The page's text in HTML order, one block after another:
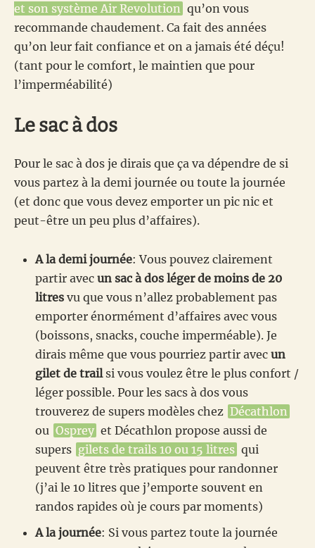
et son système Air Revolution qu’on vous
recommande chaudement. Ca fait des années
qu’on leur fait confiance et on a jamais été déçu!
(tant pour le comfort, le maintien que pour
l’imperméabilité)
Le sac à dos
Pour le sac à dos je dirais que ça va dépendre de si
vous partez à la demi journée ou toute la journée
(et donc que vous devez emporter un pic nic et
peut-être un peu plus d’affaires).
A la demi journée: Vous pouvez clairement
partir avec un sac à dos léger de moins de 20
litres vu que vous n’allez probablement pas
emporter énormément d’affaires avec vous
(boissons, snacks, couche imperméable). Je
dirais même que vous pourriez partir avec un
gilet de trailsi vous voulez être le plus confort /
léger possible. Pour les sacs à dos vous
trouverez de supers modèles chez Décathlon
ou Osprey et Décathlon propose aussi de
supers gilets de trails 10 ou 15 litres qui
peuvent être très pratiques pour randonner
(j’ai le 10 litres que j’emporte souvent en
randos rapides où je cours par moments)
A la journée: Si vous partez toute la journée